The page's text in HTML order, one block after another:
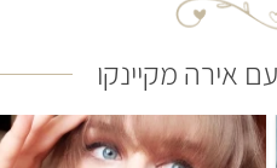
אירה מקיינקו